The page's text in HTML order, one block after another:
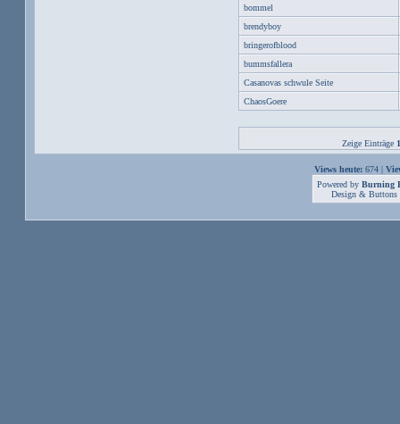
bommel
brendyboy
bringerofblood
bummsfallera
Casanovas schwule Seite
ChaosGoere
Zeige Einträge 1
Views heute: 674 |
Powered by Burning
Design & Buttons